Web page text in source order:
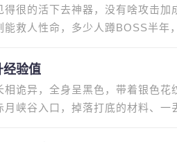
很的活下去神器，没有啥攻击加
救人性命，多少人蹲BOSS半年
经验值
诡异，全身呈黑色，带着银色花
峡谷入口，掉落打底的材料、一